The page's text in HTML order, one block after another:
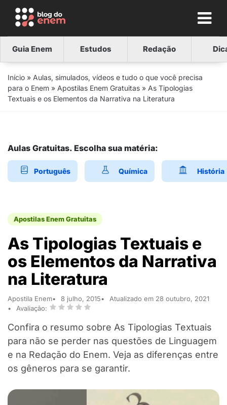
Guia Enem Estudos Redação
Início » Aulas, simulados, vídeos e tudo o que você precisa
para o Enem » Apostilas Enem Gratuitas » As Tipologias
Textuais e os Elementos da Narrativa na Literatura
Aulas Gratuitas. Escolha sua matéria:
Português Química História
Apostilas Enem Gratuitas
As Tipologias Textuais e
os Elementos da Narrativa
na Literatura
Apostila Enem 8 julho, 2015
Atualizado em 28 outubro, 2021
Avaliação:
Confira o resumo sobre As Tipologias Textuais
para não se perder nas questões de Linguagem
e na Redação do Enem. Veja as diferenças entre
os gêneros para se garantir.